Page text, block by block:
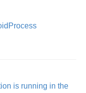
is running in the